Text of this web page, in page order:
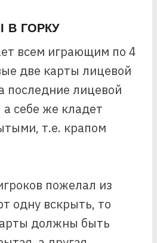
В ГОРКУ
всем играющим по 4
две карты лицевой
последние лицевой
а себе же кладет
т.е. крапом
пожелал из
одну вскрыть, то
должны быть